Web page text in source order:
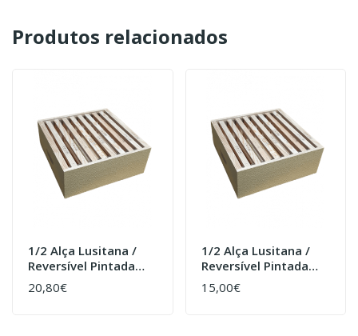
Produtos relacionados
1/2 Alça Lusitana /
Reversível Pintada
Com Cera
20,80€
1/2 Alça Lusitana /
Reversível Pintada
Sem Cera
15,00€